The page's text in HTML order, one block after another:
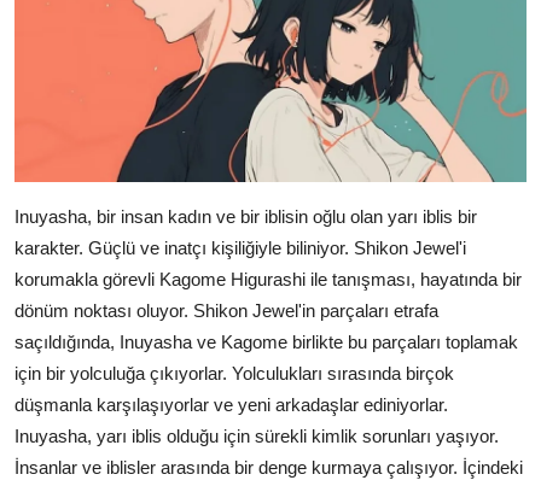
Inuyasha, bir insan kadın ve bir iblisin oğlu olan yarı iblis bir
karakter. Güçlü ve inatçı kişiliğiyle biliniyor. Shikon Jewel'i
korumakla görevli Kagome Higurashi ile tanışması, hayatında bir
dönüm noktası oluyor. Shikon Jewel'in parçaları etrafa
saçıldığında, Inuyasha ve Kagome birlikte bu parçaları toplamak
için bir yolculuğa çıkıyorlar. Yolculukları sırasında birçok
düşmanla karşılaşıyorlar ve yeni arkadaşlar ediniyorlar.
Inuyasha, yarı iblis olduğu için sürekli kimlik sorunları yaşıyor.
İnsanlar ve iblisler arasında bir denge kurmaya çalışıyor. İçindeki